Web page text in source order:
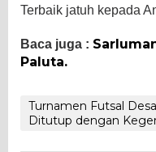
Terbaik jatuh kepada
Baca juga :
Paluta.
Turnamen Futsal
Ditutup dengan